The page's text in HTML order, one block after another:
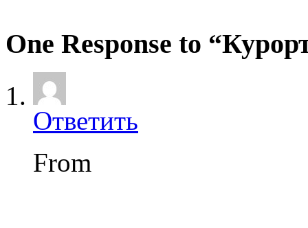
One Response to
Ответить
From